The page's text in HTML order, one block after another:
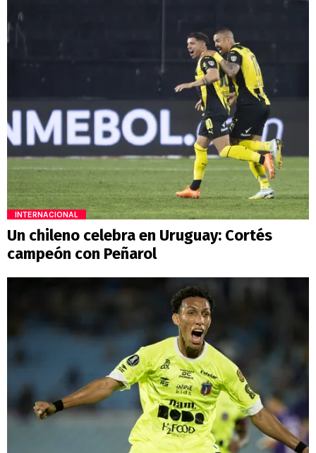
INTERNACIONAL
Un chileno celebra en Uruguay: Cortés
campeón con Peñarol